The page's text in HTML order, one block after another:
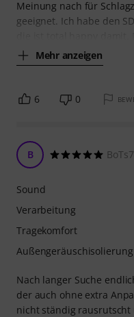
Meinung nach für
geeignet. Ich habe den
Mehr anzeigen
6 0
B
Nach langer Suche
der auch ohne extra
nicht ständig
Sound
Verarbeitung
Tragekomfort
Außengeräuschisolierung